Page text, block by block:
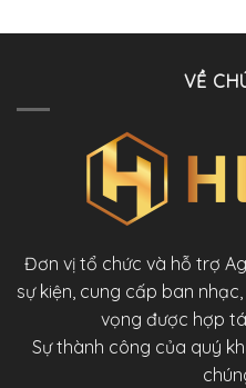
VỀ
Đơn vị tổ chức và hỗ trợ
sự kiện, cung cấp ban
vọng được hợp
Sự thành công của quý